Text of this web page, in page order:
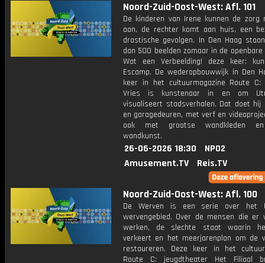
Noord-Zuid-Oost-West: Afl. 101
De kinderen van Irene kunnen de zorg
aan, de rechter komt aan huis, een
drastische gevolgen. In Den Haag
dan 500 beelden zomaar in de
Wat een Verbeelding! deze keer:
Escamp. De wederopbouwwijk in Den
keer in het cultuurmagazine Route C:
Vries is kunstenaar in en om
visualiseert stadsverhalen. Dat doet hij
en garagedeuren, met verf en
ook met grootse wandkleden
wandkunst.
26-06-2026 18:30
NPO2
Amusement.TV
Reis.TV
Noord-Zuid-Oost-West: Afl. 100
De Werven is een serie over het
wervengebied. Over de mensen die er
werken, de slechte staat waarin
verkeert en het meerjarenplan om de
restaureren. Deze keer in het
Route C: jeugdtheater Het Filiaal